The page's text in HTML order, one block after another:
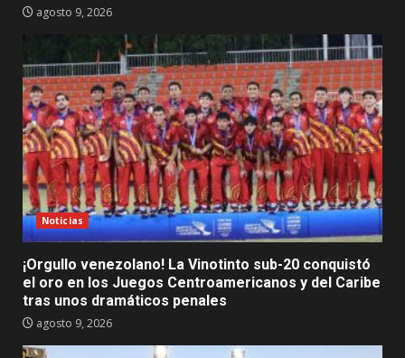
agosto 9, 2026
Noticias
¡Orgullo venezolano! La Vinotinto sub-20 conquistó
el oro en los Juegos Centroamericanos y del Caribe
tras unos dramáticos penales
agosto 9, 2026